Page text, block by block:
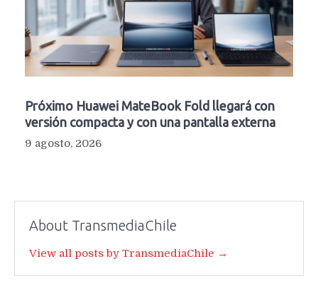
Próximo Huawei MateBook Fold llegará con
versión compacta y con una pantalla externa
9 agosto, 2026
About TransmediaChile
View all posts by TransmediaChile →